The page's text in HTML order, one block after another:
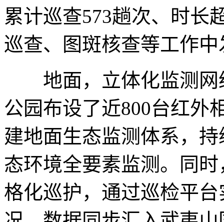
累计巡查573趟次、时长
巡查、图斑核查等工作
地面，立体化监测网
公园布设了近800台红外
建地面生态监测体系，
态环境全要素监测。同
格化巡护，通过巡检平